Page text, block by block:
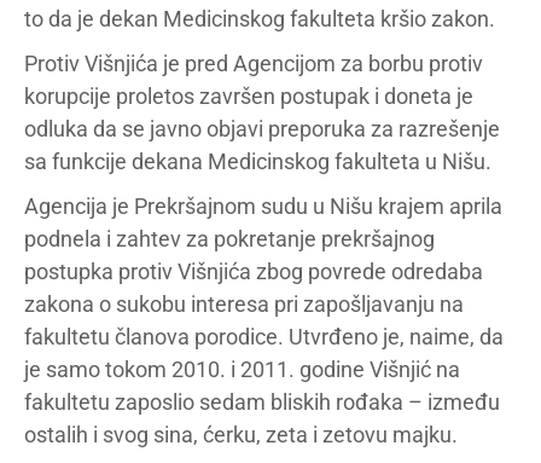
to da je dekan Medicinskog fakulteta kršio zakon.
Protiv Višnjića je pred Agencijom za borbu protiv
korupcije proletos završen postupak i doneta je
odluka da se javno objavi preporuka za razrešenje
sa funkcije dekana Medicinskog fakulteta u Nišu.
Agencija je Prekršajnom sudu u Nišu krajem aprila
podnela i zahtev za pokretanje prekršajnog
postupka protiv Višnjića zbog povrede odredaba
zakona o sukobu interesa pri zapošljavanju na
fakultetu članova porodice. Utvrđeno je, naime, da
je samo tokom 2010. i 2011. godine Višnjić na
fakultetu zaposlio sedam bliskih rođaka – između
ostalih i svog sina, ćerku, zeta i zetovu majku.